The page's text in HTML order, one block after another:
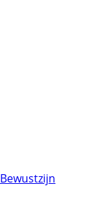
Bewustzijn